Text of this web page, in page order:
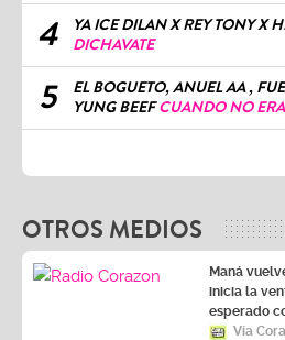
4
YA ICE DILAN X REY TONY X
DICHAVATE
5
EL BOGUETO, ANUEL AA ,
YUNG BEEFCUANDO NO
OTROS MEDIOS
Maná
inicia la
esperado
Vía